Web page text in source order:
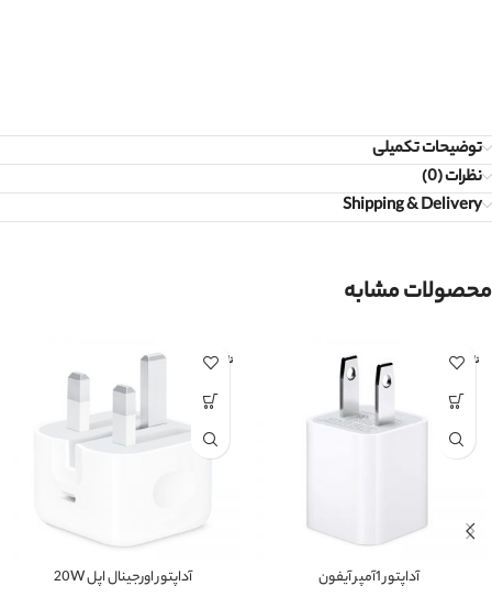
توضیحات تکمیلی
نظرات (0)
Shipping & Delivery
محصولات مشابه
ناموجود
آداپتور 1آمپر آیفون
ناموجود
آداپتور اورجینال اپل 20W